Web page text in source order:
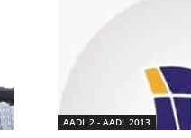
AADL 2 - AADL 2013